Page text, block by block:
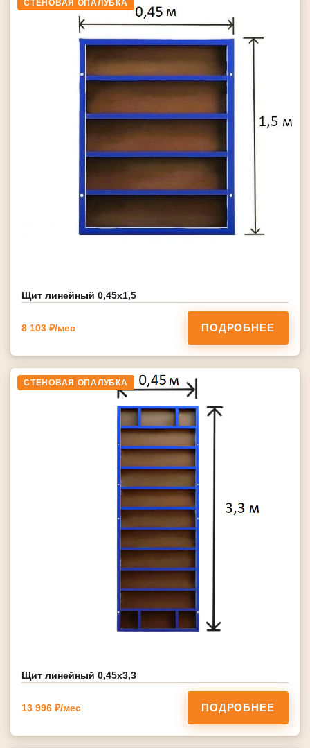
СТЕНОВАЯ ОПАЛУБКА
Щит линейный 0,45х1,5
8 103 ₽/мес ПОДРОБНЕЕ
СТЕНОВАЯ ОПАЛУБКА
Щит линейный 0,45х3,3
13 996 ₽/мес ПОДРОБНЕЕ